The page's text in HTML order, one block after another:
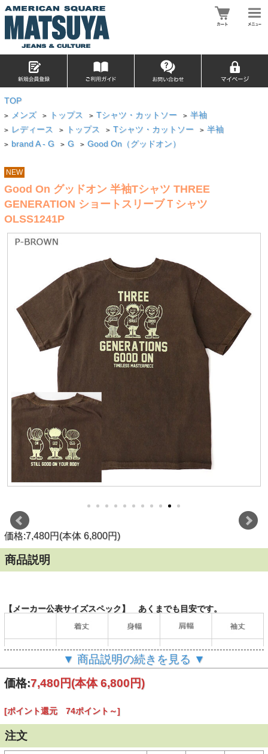
TOP
> メンズ > トップス > Tシャツ・カットソー > 半袖
> レディース > トップス > Tシャツ・カットソー > 半袖
> brand A - G > G > Good On（グッドオン）
NEW
Good On グッドオン 半袖Tシャツ THREE
GENERATION ショートスリーブＴシャツ
OLSS1241P
価格:7,480円(本体 6,800円)
商品説明
【メーカー公表サイズスペック】 あくまでも目安です。
（単位：cm）
▼ 商品説明の続きを見る ▼
価格:7,480円(本体 6,800円)
[ポイント還元 74ポイント～]
注文